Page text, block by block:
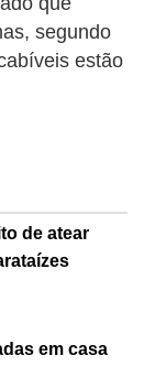
segundo
estão
de atear
em casa